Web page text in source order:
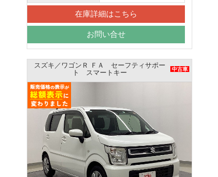
在庫詳細はこちら
お問い合せ
スズキ／ワゴンＲ ＦＡ セーフティサポー
ト スマートキー
中古車